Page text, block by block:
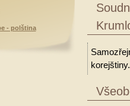
korejštiny.
- polština